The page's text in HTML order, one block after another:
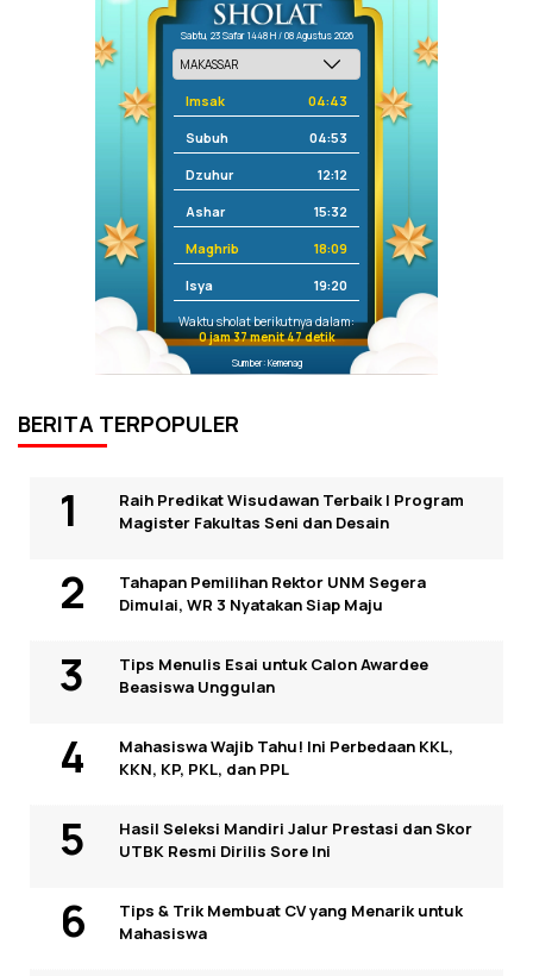
Sabtu, 23 Safar 1448 H / 08 Agustus 2026
Imsak 04:43
Subuh 04:53
Dzuhur 12:12
Ashar 15:32
Maghrib 18:09
Isya 19:20
Waktu sholat berikutnya dalam:
0 jam 37 menit 47 detik
Sumber: Kemenag
BERITA TERPOPULER
Raih Predikat Wisudawan Terbaik I Program
Magister Fakultas Seni dan Desain
Tahapan Pemilihan Rektor UNM Segera
Dimulai, WR 3 Nyatakan Siap Maju
Tips Menulis Esai untuk Calon Awardee
Beasiswa Unggulan
Mahasiswa Wajib Tahu! Ini Perbedaan KKL,
KKN, KP, PKL, dan PPL
Hasil Seleksi Mandiri Jalur Prestasi dan Skor
UTBK Resmi Dirilis Sore Ini
Tips & Trik Membuat CV yang Menarik untuk
Mahasiswa